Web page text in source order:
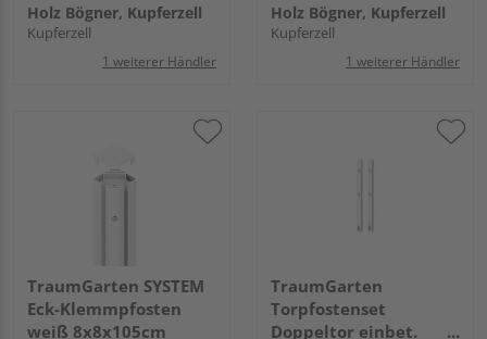
Holz Bögner, Kupferzell
Kupferzell
1 weiterer Händler
Holz Bögner, Kupferzell
Kupferzell
1 weiterer Händler
TraumGarten SYSTEM
Eck-Klemmpfosten
weiß 8x8x105cm
TraumGarten
Torpfostenset
Doppeltor einbet.